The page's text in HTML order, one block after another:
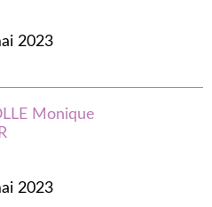
2023
Monique
2023